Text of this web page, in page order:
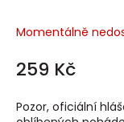
Momentálně
259 Kč
Pozor, oficiální